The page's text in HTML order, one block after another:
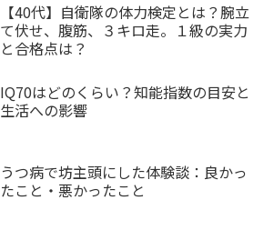
【40代】自衛隊の体力検定とは？腕立
て伏せ、腹筋、３キロ走。１級の実力
と合格点は？
IQ70はどのくらい？知能指数の目安と
生活への影響
うつ病で坊主頭にした体験談：良かっ
たこと・悪かったこと